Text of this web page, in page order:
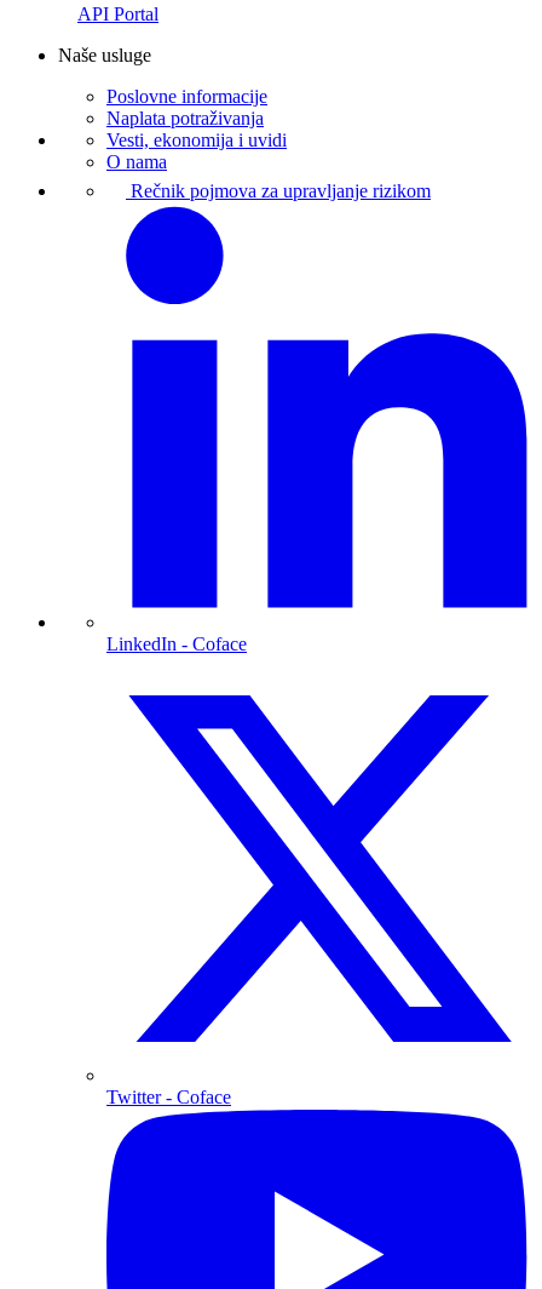
API Portal
Naše usluge
Poslovne informacije
Naplata potraživanja
Vesti, ekonomija i uvidi
O nama
Rečnik pojmova za upravljanje rizikom
LinkedIn - Coface
Twitter- Coface